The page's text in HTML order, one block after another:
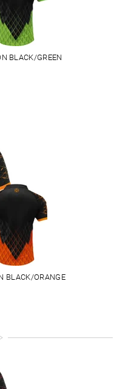
BLACK/GREEN
BLACK/ORANGE